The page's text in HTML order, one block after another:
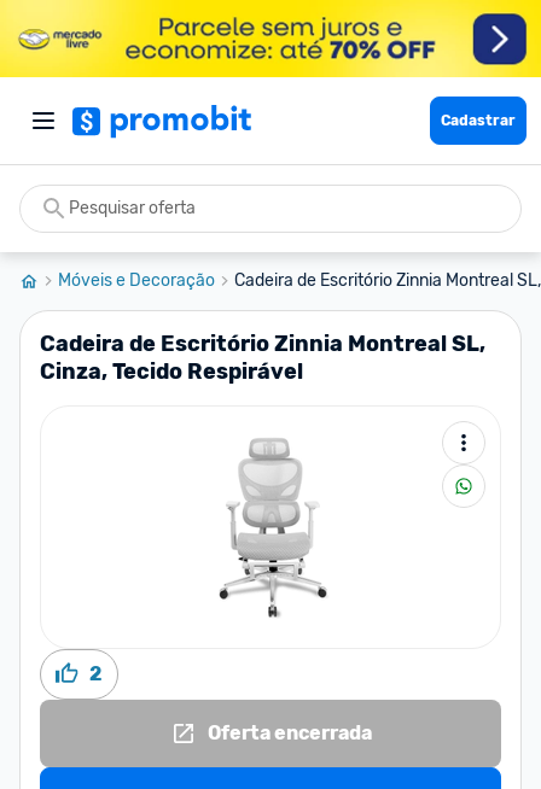
Cadastrar
Móveis e Decoração Cadeira de Escritório Zinnia Montreal
Cadeira de Escritório Zinnia Montreal SL,
Cinza, Tecido Respirável
2
Oferta encerrada